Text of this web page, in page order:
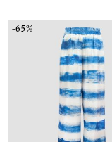
-65%